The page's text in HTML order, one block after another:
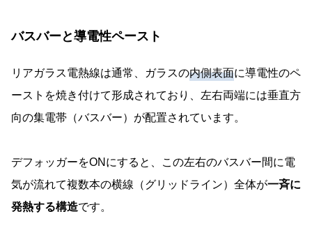
バスバーと導電性ペースト
リアガラス電熱線は通常、ガラスの内側表面に導電性のペ
ーストを焼き付けて形成されており、左右両端には垂直方
向の集電帯（バスバー）が配置されています。
デフォッガーをONにすると、この左右のバスバー間に電
気が流れて複数本の横線（グリッドライン）全体が一斉に
発熱する構造です。